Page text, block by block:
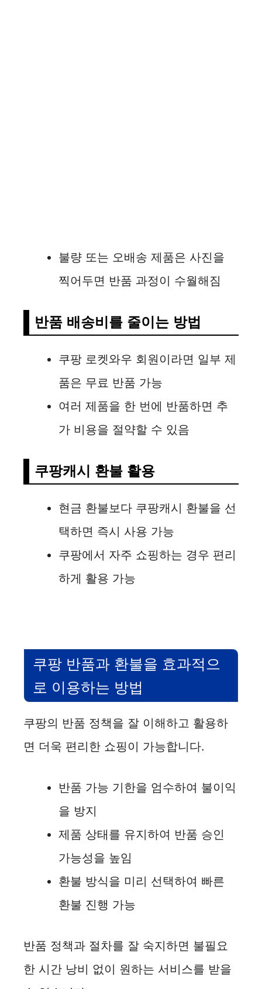
불량 또는 오배송 제품은 사진을
찍어두면 반품 과정이 수월해짐
반품 배송비를 줄이는 방법
쿠팡 로켓와우 회원이라면 일부 제
품은 무료 반품 가능
여러 제품을 한 번에 반품하면 추
가 비용을 절약할 수 있음
쿠팡캐시 환불 활용
현금 환불보다 쿠팡캐시 환불을 선
택하면 즉시 사용 가능
쿠팡에서 자주 쇼핑하는 경우 편리
하게 활용 가능
쿠팡 반품과 환불을 효과적으
로 이용하는 방법
쿠팡의 반품 정책을 잘 이해하고 활용하
면 더욱 편리한 쇼핑이 가능합니다.
반품 가능 기한을 엄수하여 불이익
을 방지
제품 상태를 유지하여 반품 승인
가능성을 높임
환불 방식을 미리 선택하여 빠른
환불 진행 가능
반품 정책과 절차를 잘 숙지하면 불필요
한 시간 낭비 없이 원하는 서비스를 받을